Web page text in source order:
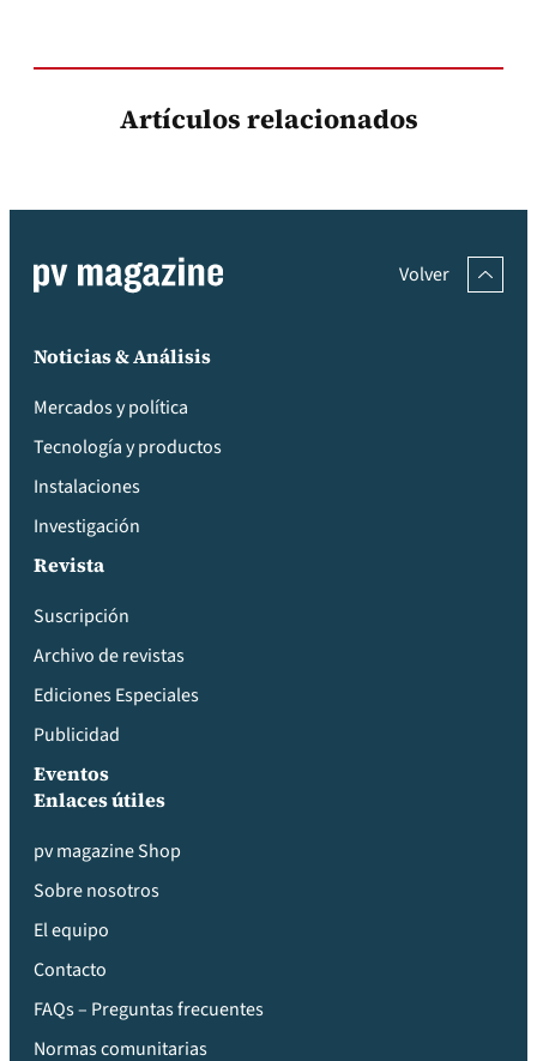
Artículos relacionados
Volver
Noticias & Análisis
Mercados y política
Tecnología y productos
Instalaciones
Investigación
Revista
Suscripción
Archivo de revistas
Ediciones Especiales
Publicidad
Eventos
Enlaces útiles
pv magazine Shop
Sobre nosotros
El equipo
Contacto
FAQs – Preguntas frecuentes
Normas comunitarias